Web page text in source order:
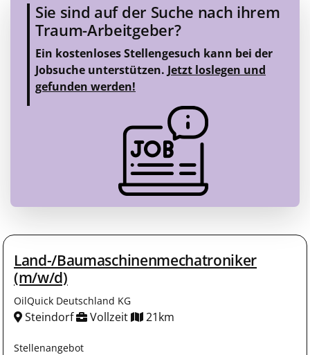
Sie sind auf der Suche nach ihrem
Traum-Arbeitgeber?
Ein kostenloses Stellengesuch kann bei der
Jobsuche unterstützen. Jetzt loslegen und
gefunden werden!
Land-/Baumaschinenmechatroniker
(m/w/d)
OilQuick Deutschland KG
Steindorf Vollzeit 21km
Stellenangebot